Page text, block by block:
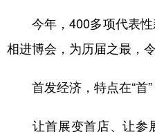
北京 天津
辽宁 吉林
今年，400多项代表性
相进博会，为历届之最，
首发经济，特点在“首”
让首展变首店、让参